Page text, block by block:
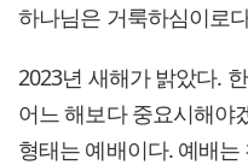
하나님은 거룩하심이로
2023년 새해가 밝았다.
어느 해보다 중요시해야
형태는 예배이다. 예배